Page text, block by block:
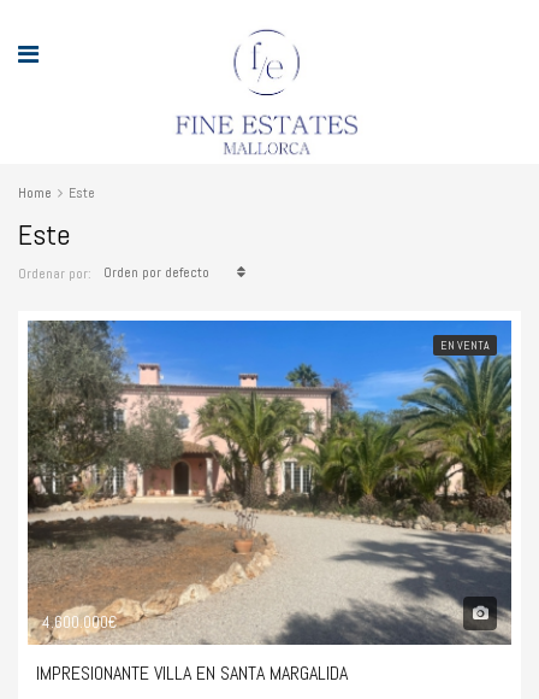
Home Este
Este
Ordenar por: Orden por defecto
EN VENTA
4.600.000€
IMPRESIONANTE VILLA EN SANTA MARGALIDA